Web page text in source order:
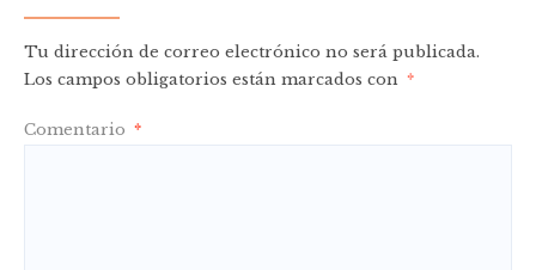
Tu dirección de correo electrónico no será publicada.
Los campos obligatorios están marcados con *
Comentario *